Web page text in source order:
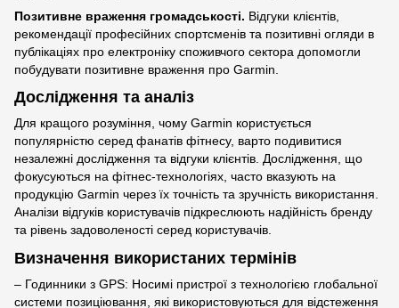
Позитивне враження громадськості. Відгуки клієнтів,
рекомендації професійних спортсменів та позитивні огляди в
публікаціях про електроніку споживчого сектора допомогли
побудувати позитивне враження про Garmin.
Дослідження та аналіз
Для кращого розуміння, чому Garmin користується
популярністю серед фанатів фітнесу, варто подивитися
незалежні дослідження та відгуки клієнтів. Дослідження, що
фокусуються на фітнес-технологіях, часто вказують на
продукцію Garmin через їх точність та зручність використання.
Аналізи відгуків користувачів підкреслюють надійність бренду
та рівень задоволеності серед користувачів.
Визначення використаних термінів
– Годинники з GPS: Носимі пристрої з технологією глобальної
системи позиціювання, які використовуються для відстеження